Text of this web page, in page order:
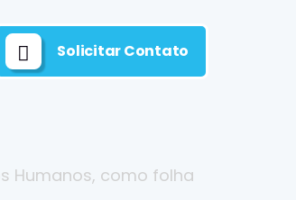
Solicitar Contato
Humanos, como folha